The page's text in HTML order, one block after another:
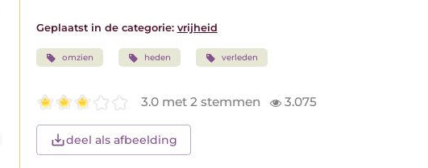
Geplaatst in de categorie: vrijheid
omzien heden verleden
3.0 met 2 stemmen 3.075
deel als afbeelding